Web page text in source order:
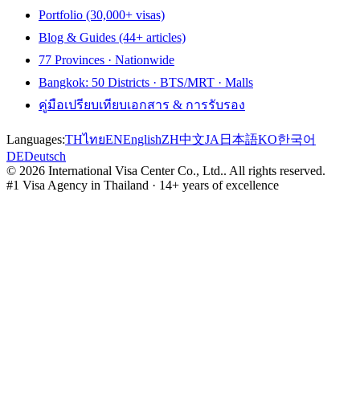
Portfolio (30,000+ visas)
Blog & Guides (44+ articles)
77 Provinces · Nationwide
Bangkok: 50 Districts · BTS/MRT · Malls
คู่มือเปรียบเทียบเอกสาร & การรับรอง
Languages:THไทยENEnglishZH中文JA 日本語KO한국어
DEDeutsch
© 2026 International Visa Center Co., Ltd.. All rights reserved.
#1 Visa Agency in Thailand · 14+ years of excellence